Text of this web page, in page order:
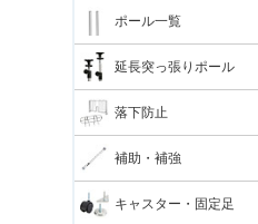
ポール一覧
延長突っ張りポール
落下防止
補助・補強
キャスター・固定足